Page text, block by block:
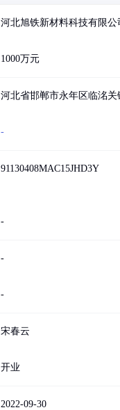
河北旭铁新材料科技有限公
1000万元
河北省邯郸市永年区临洺
-
91130408MAC15JHD3Y
-
-
-
宋春云
开业
2022-09-30